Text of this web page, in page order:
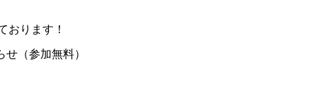
おります！
（参加無料）